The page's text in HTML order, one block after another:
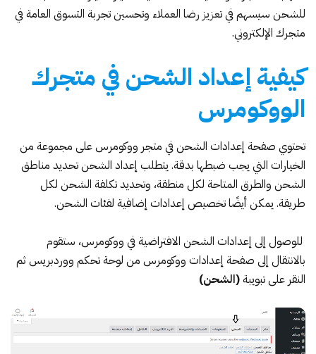
للشحن سيسهم في تعزيز رضا العملاء وتحسين تجربة التسوق العامة في
متجرك الإلكتروني.
كيفية إعداد الشحن في متجرك
الووكومرس
تحتوي صفحة إعدادات الشحن في متجر ووكومرس على مجموعة من
الخيارات التي يجب ضبطها بدقة. يتطلب إعداد الشحن تحديد مناطق
الشحن والطرق المتاحة لكل منطقة، وتحديد تكلفة الشحن لكل
طريقة. يمكن أيضًا تخصيص إعدادات إضافية لفئات الشحن.
للوصول إلى إعدادات الشحن الافتراضية في ووكومرس، ستقوم
بالانتقال إلى صفحة إعدادات ووكومرس من لوحة تحكم ووردبريس ثم
النقر على تبويبة (الشحن)